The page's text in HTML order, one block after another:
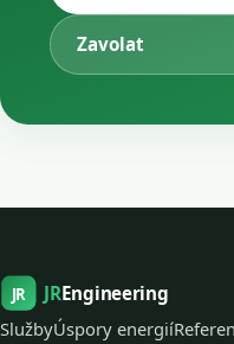
Zavolat
JR JREngineering
SlužbyÚspory energií